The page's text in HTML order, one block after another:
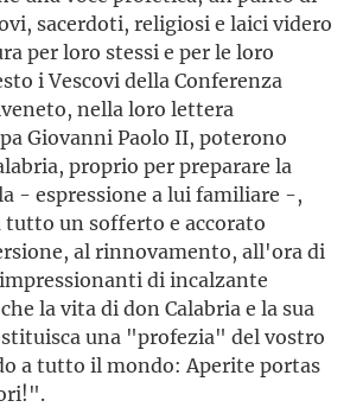
sacerdoti, religiosi e laici videro
per loro stessi e per le loro
i Vescovi della Conferenza
nella loro lettera
Giovanni Paolo II, poterono
proprio per preparare la
- espressione a lui familiare -,
tutto un sofferto e accorato
al rinnovamento, all'ora di
di incalzante
la vita di don Calabria e la sua
una "profezia" del vostro
a tutto il mondo: Aperite portas